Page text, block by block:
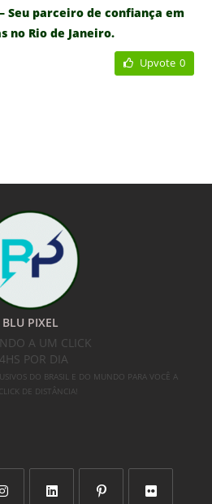
Seu parceiro de confiança em
no Rio de Janeiro.
Upvote 0
BLU PIXEL
A UM CLICK
POR DIA
DO BRASIL E DO MUNDO PARA VOCÊ A
DE DISTÂNCIA!